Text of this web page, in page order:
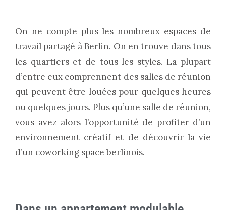
On ne compte plus les nombreux espaces de
travail partagé à Berlin. On en trouve dans tous
les quartiers et de tous les styles. La plupart
d’entre eux comprennent des salles de réunion
qui peuvent être louées pour quelques heures
ou quelques jours. Plus qu’une salle de réunion,
vous avez alors l’opportunité de profiter d’un
environnement créatif et de découvrir la vie
d’un coworking space berlinois.